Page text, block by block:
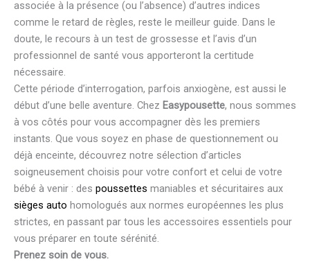
associée à la présence (ou l’absence) d’autres indices
comme le retard de règles, reste le meilleur guide. Dans le
doute, le recours à un test de grossesse et l’avis d’un
professionnel de santé vous apporteront la certitude
nécessaire.
Cette période d’interrogation, parfois anxiogène, est aussi le
début d’une belle aventure. Chez Easypousette, nous sommes
à vos côtés pour vous accompagner dès les premiers
instants. Que vous soyez en phase de questionnement ou
déjà enceinte, découvrez notre sélection d’articles
soigneusement choisis pour votre confort et celui de votre
bébé à venir : des poussettes maniables et sécuritaires aux
sièges auto homologués aux normes européennes les plus
strictes, en passant par tous les accessoires essentiels pour
vous préparer en toute sérénité.
Prenez soin de vous.